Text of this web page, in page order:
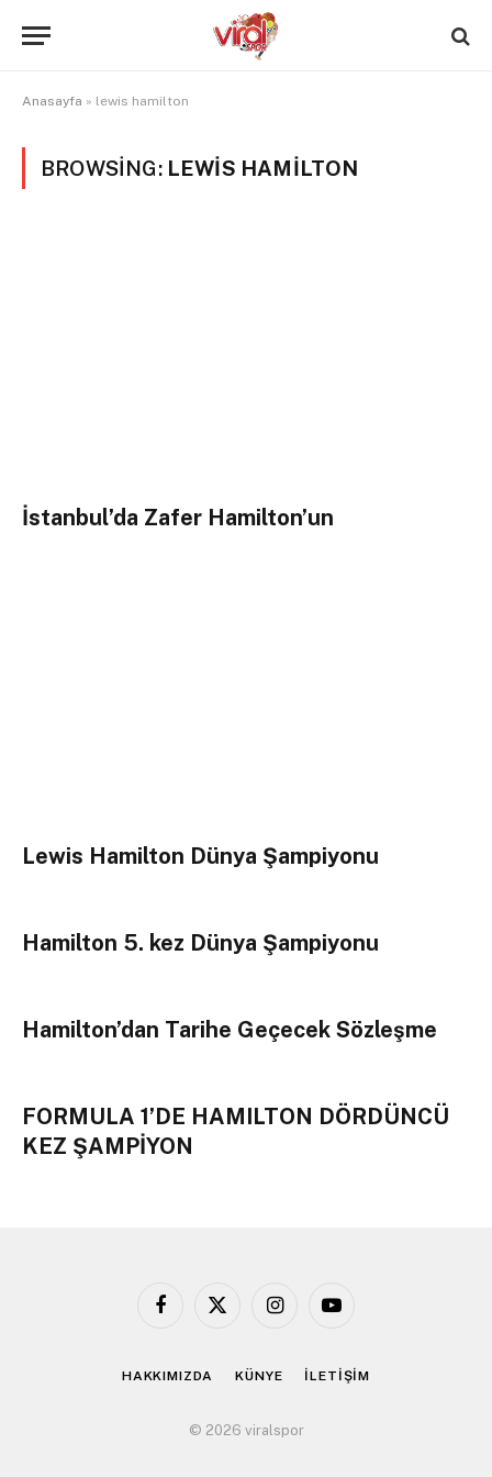
Anasayfa » lewis hamilton
BROWSING: LEWIS HAMILTON
İstanbul’da Zafer Hamilton’un
Lewis Hamilton Dünya Şampiyonu
Hamilton 5. kez Dünya Şampiyonu
Hamilton’dan Tarihe Geçecek Sözleşme
FORMULA 1’DE HAMILTON DÖRDÜNCÜ
KEZ ŞAMPİYON
Facebook
X
InstagramYouTube
HAKKIMIZDA KÜNYE İLETİŞİM
© 2026 viralspor